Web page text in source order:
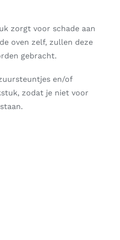
zorgt voor schade aan
oven zelf, zullen deze
gebracht.
en/of
zodat je niet voor